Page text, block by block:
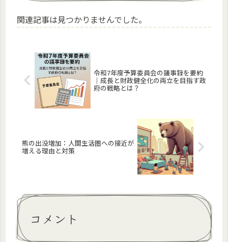
関連記事は見つかりませんでした。
令和7年度予算委員会の議事録を要約
｜成長と財政健全化の両立を目指す政
府の戦略とは？
熊の出没増加：人間生活圏への接近が
増える理由と対策
コメント